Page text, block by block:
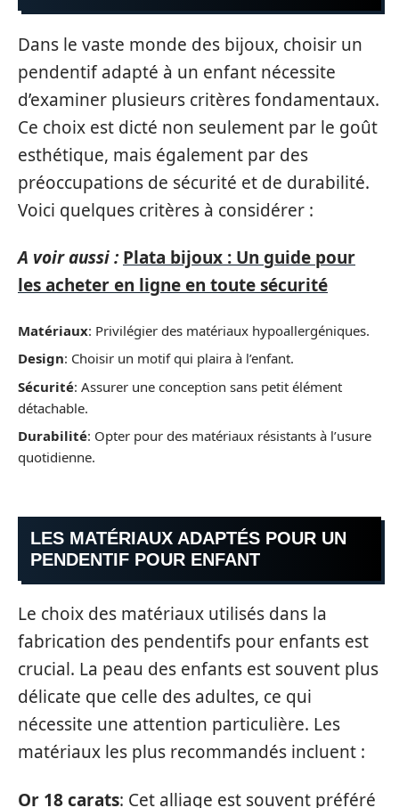
Dans le vaste monde des bijoux, choisir un
pendentif adapté à un enfant nécessite
d’examiner plusieurs critères fondamentaux.
Ce choix est dicté non seulement par le goût
esthétique, mais également par des
préoccupations de sécurité et de durabilité.
Voici quelques critères à considérer :
A voir aussi : Plata bijoux : Un guide pour
les acheter en ligne en toute sécurité
Matériaux: Privilégier des matériaux hypoallergéniques.
Design: Choisir un motif qui plaira à l’enfant.
Sécurité: Assurer une conception sans petit élément
détachable.
Durabilité: Opter pour des matériaux résistants à l’usure
quotidienne.
LES MATÉRIAUX ADAPTÉS POUR UN
PENDENTIF POUR ENFANT
Le choix des matériaux utilisés dans la
fabrication des pendentifs pour enfants est
crucial. La peau des enfants est souvent plus
délicate que celle des adultes, ce qui
nécessite une attention particulière. Les
matériaux les plus recommandés incluent :
Or 18 carats: Cet alliage est souvent préféré